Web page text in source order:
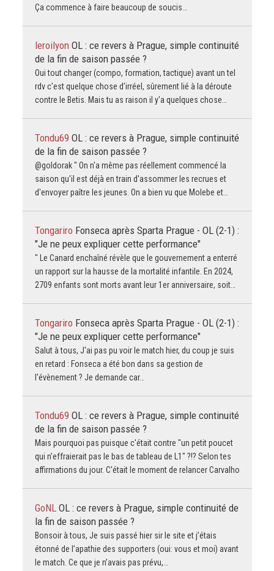
Ça commence à faire beaucoup de soucis…
leroilyon OL : ce revers à Prague, simple continuité
de la fin de saison passée ?
Oui tout changer (compo, formation, tactique) avant un tel
rdv c'est quelque chose d'irréel, sûrement lié à la déroute
contre le Betis. Mais tu as raison il y'a quelques chose…
Tondu69 OL : ce revers à Prague, simple continuité
de la fin de saison passée ?
@goldorak " On n'a même pas réellement commencé la
saison qu'il est déjà en train d'assommer les recrues et
d'envoyer paître les jeunes. On a bien vu que Molebe et…
Tongariro Fonseca après Sparta Prague - OL (2-1) :
"Je ne peux expliquer cette performance"
" Le Canard enchaîné révèle que le gouvernement a enterré
un rapport sur la hausse de la mortalité infantile. En 2024,
2709 enfants sont morts avant leur 1er anniversaire, soit…
Tongariro Fonseca après Sparta Prague - OL (2-1) :
"Je ne peux expliquer cette performance"
Salut à tous, J'ai pas pu voir le match hier, du coup je suis
en retard : Fonseca a été bon dans sa gestion de
l'évènement ? Je demande car…
Tondu69 OL : ce revers à Prague, simple continuité
de la fin de saison passée ?
Mais pourquoi pas puisque c'était contre "un petit poucet
qui n’effraierait pas le bas de tableau de L1" ?!? Selon tes
affirmations du jour. C'était le moment de relancer Carvalho
GoNL OL : ce revers à Prague, simple continuité de
la fin de saison passée ?
Bonsoir à tous, Je suis passé hier sir le site et j’étais
étonné de l’apathie des supporters (oui: vous et moi) avant
le match. Ce que je n’avais pas prévu,…